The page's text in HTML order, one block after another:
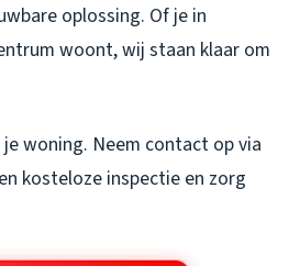
oplossing. Of je in
woont, wij staan klaar om
woning. Neem contact op via
kosteloze inspectie en zorg